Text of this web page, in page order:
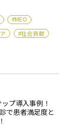
#MEO
#社会貢献
プ導入事例！
で患者満足度と